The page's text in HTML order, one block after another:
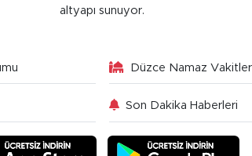
altyapı sunuyor.
Düzce Namaz
Son Dakika Haberleri